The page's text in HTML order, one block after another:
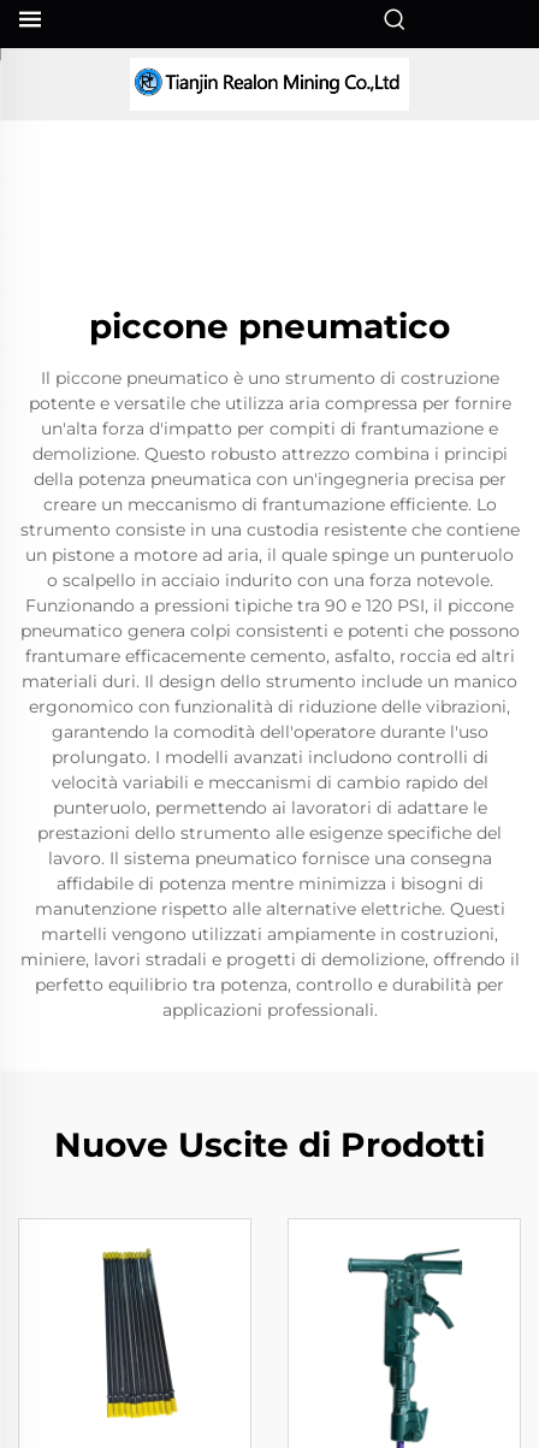
piccone pneumatico
Il piccone pneumatico è uno strumento di costruzione
potente e versatile che utilizza aria compressa per fornire
un'alta forza d'impatto per compiti di frantumazione e
demolizione. Questo robusto attrezzo combina i principi
della potenza pneumatica con un'ingegneria precisa per
creare un meccanismo di frantumazione efficiente. Lo
strumento consiste in una custodia resistente che contiene
un pistone a motore ad aria, il quale spinge un punteruolo
o scalpello in acciaio indurito con una forza notevole.
Funzionando a pressioni tipiche tra 90 e 120 PSI, il piccone
pneumatico genera colpi consistenti e potenti che possono
frantumare efficacemente cemento, asfalto, roccia ed altri
materiali duri. Il design dello strumento include un manico
ergonomico con funzionalità di riduzione delle vibrazioni,
garantendo la comodità dell'operatore durante l'uso
prolungato. I modelli avanzati includono controlli di
velocità variabili e meccanismi di cambio rapido del
punteruolo, permettendo ai lavoratori di adattare le
prestazioni dello strumento alle esigenze specifiche del
lavoro. Il sistema pneumatico fornisce una consegna
affidabile di potenza mentre minimizza i bisogni di
manutenzione rispetto alle alternative elettriche. Questi
martelli vengono utilizzati ampiamente in costruzioni,
miniere, lavori stradali e progetti di demolizione, offrendo il
perfetto equilibrio tra potenza, controllo e durabilità per
applicazioni professionali.
Nuove Uscite di Prodotti